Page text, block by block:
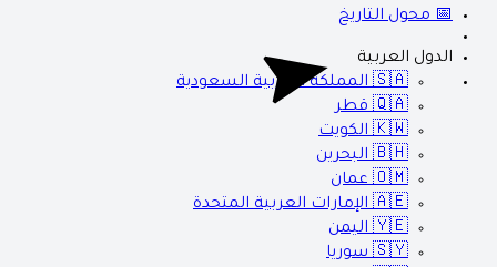
📅 محول التاريخ
الدول العربية
🇸🇦 المملكة العربية السعودية
🇶🇦 قطر
🇰🇼 الكويت
🇧🇭 البحرين
🇴🇲 عمان
🇦🇪 الإمارات العربية المتحدة
🇾🇪 اليمن
🇸🇾 سوريا